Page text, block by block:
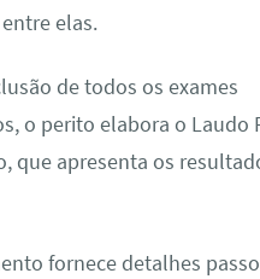
elas.
de todos os exames
o perito elabora o Laudo
que apresenta os
fornece detalhes